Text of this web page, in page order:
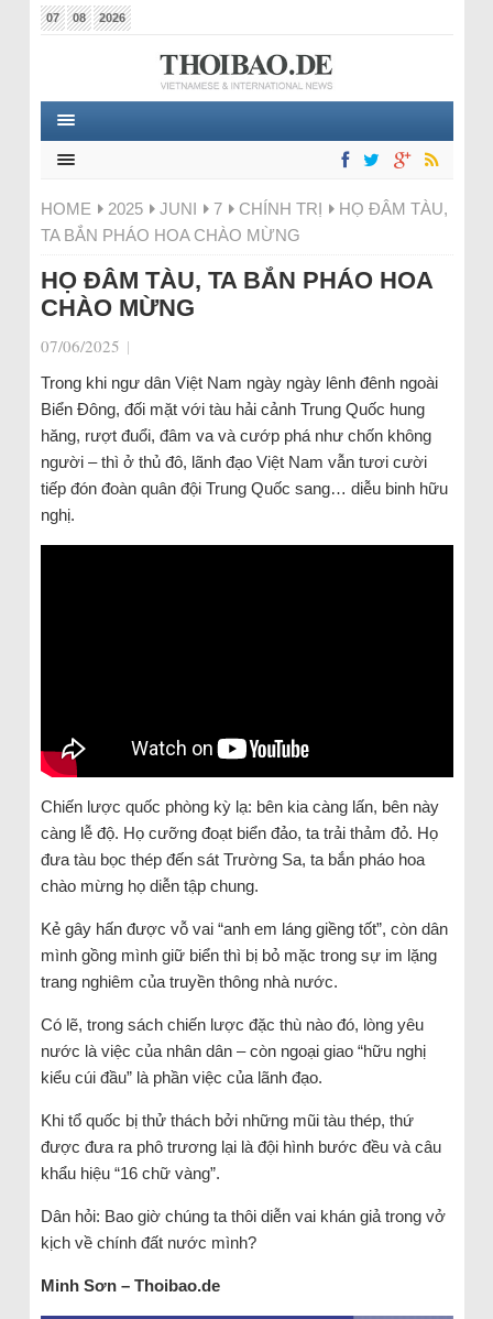
07 08 2026
HOME 2025 JUNI 7 CHÍNH TRỊ
HỌ ĐÂM TÀU,
TA BẮN PHÁO HOA CHÀO MỪNG
HỌ ĐÂM TÀU, TA BẮN PHÁO HOA
CHÀO MỪNG
07/06/2025 |
Trong khi ngư dân Việt Nam ngày ngày lênh đênh ngoài
Biển Đông, đối mặt với tàu hải cảnh Trung Quốc hung
hăng, rượt đuổi, đâm va và cướp phá như chốn không
người – thì ở thủ đô, lãnh đạo Việt Nam vẫn tươi cười
tiếp đón đoàn quân đội Trung Quốc sang… diễu binh hữu
nghị.
Chiến lược quốc phòng kỳ lạ: bên kia càng lấn, bên này
càng lễ độ. Họ cưỡng đoạt biển đảo, ta trải thảm đỏ. Họ
đưa tàu bọc thép đến sát Trường Sa, ta bắn pháo hoa
chào mừng họ diễn tập chung.
Kẻ gây hấn được vỗ vai “anh em láng giềng tốt”, còn dân
mình gồng mình giữ biển thì bị bỏ mặc trong sự im lặng
trang nghiêm của truyền thông nhà nước.
Có lẽ, trong sách chiến lược đặc thù nào đó, lòng yêu
nước là việc của nhân dân – còn ngoại giao “hữu nghị
kiểu cúi đầu” là phần việc của lãnh đạo.
Khi tổ quốc bị thử thách bởi những mũi tàu thép, thứ
được đưa ra phô trương lại là đội hình bước đều và câu
khẩu hiệu “16 chữ vàng”.
Dân hỏi: Bao giờ chúng ta thôi diễn vai khán giả trong vở
kịch về chính đất nước mình?
Minh Sơn – Thoibao.de